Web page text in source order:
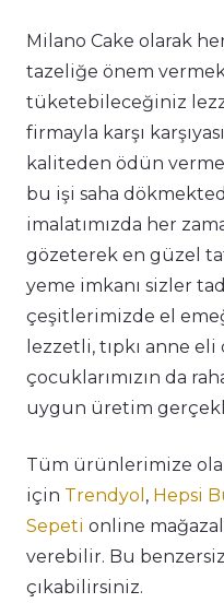
Milano Cake olarak
tazeliğe önem
tüketebileceğiniz
firmayla karşı
kaliteden ödün
bu işi saha
imalatımızda her
gözeterek en güzel
yeme imkanı sizler
çeşitlerimizde el
lezzetli, tıpkı anne
çocuklarımızın da
uygun üretim
Tüm ürünlerimize
için Trendyol , Hepsi
Sepeti online
verebilir. Bu
çıkabilirsiniz.